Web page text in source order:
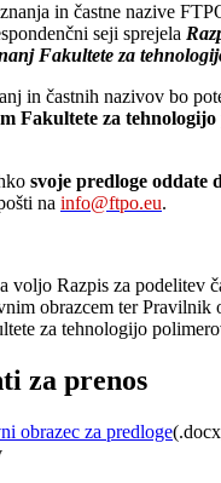
in častne nazive
seji sprejela
Fakultete za
in častnih nazivov bo
Fakultete za
svoje predloge oddate
na info@ftpo.eu.
voljo Razpis za podelitev
obrazcem ter Pravilnik
za tehnologijo
za prenos
obrazec za predloge(